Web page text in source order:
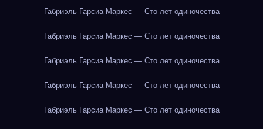
Габриэль Гарсиа Маркес — Сто лет одиночества
Габриэль Гарсиа Маркес — Сто лет одиночества
Габриэль Гарсиа Маркес — Сто лет одиночества
Габриэль Гарсиа Маркес — Сто лет одиночества
Габриэль Гарсиа Маркес — Сто лет одиночества